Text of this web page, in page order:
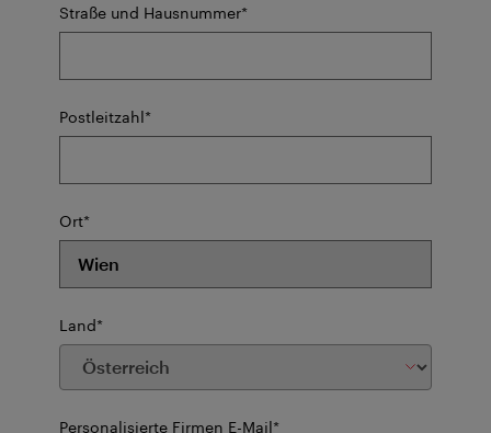
Straße und Hausnummer*Pflichtfeld
Postleitzahl*Pflichtfeld
Ort*Pflichtfeld
Land*Pflichtfeld
Personalisierte Firmen E-Mail*Pflichtfeld